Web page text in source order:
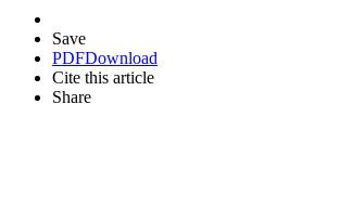
Save
PDFDownload
Cite this article
Share